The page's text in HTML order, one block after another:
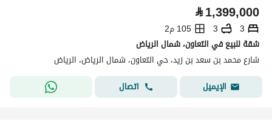
⃁1,399,000
3
3
105 م2
شقة للبيع في التعاون، شمال الرياض
شارع محمد بن سعد بن زيد، حي التعاون، شمال الرياض، الرياض
الإيميل
اتصال